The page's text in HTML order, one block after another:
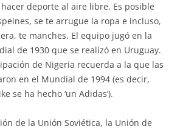
deporte al aire libre. Es posible
se te arrugue la ropa e incluso,
te manches. El equipo jugó en la
de 1930 que se realizó en Uruguay.
de Nigeria recuerda a la que las
en el Mundial de 1994 (es decir,
se ha hecho ‘un Adidas’).
de la Unión Soviética, la Unión de